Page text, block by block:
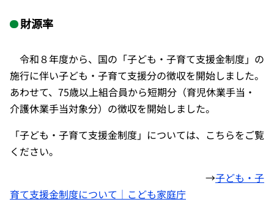
財源率
令和８年度から、国の「子ども・子育て支援金制度」の
施行に伴い子ども・子育て支援分の徴収を開始しました。
あわせて、 75歳以上組合員から短期分（育児休業手当・
介護休業手当対象分）の徴収を開始しました。
「子ども・子育て支援金制度」については、こちらをご覧
ください。
→子ども・子
育て支援金制度について｜こども家庭庁